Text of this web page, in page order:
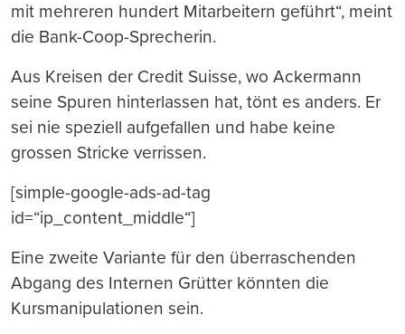
mit mehreren hundert Mitarbeitern geführt“, meint
die Bank-Coop-Sprecherin.
Aus Kreisen der Credit Suisse, wo Ackermann
seine Spuren hinterlassen hat, tönt es anders. Er
sei nie speziell aufgefallen und habe keine
grossen Stricke verrissen.
[simple-google-ads-ad-tag
id=“ip_content_middle“]
Eine zweite Variante für den überraschenden
Abgang des Internen Grütter könnten die
Kursmanipulationen sein.